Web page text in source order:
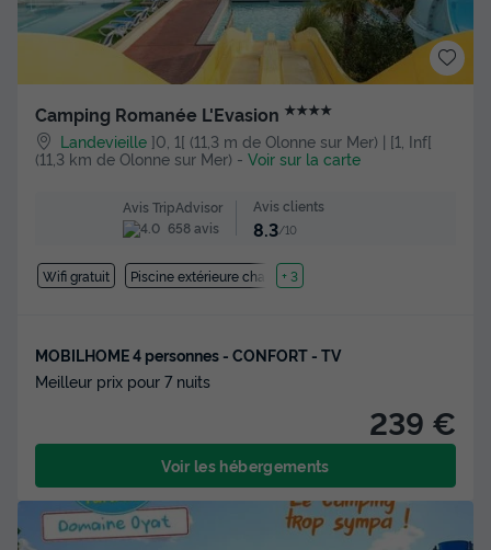
Camping Romanée L'Evasion ★★★★
Landevieille ]0, 1[ (11,3 m de Olonne sur Mer) | [1, Inf[
(11,3 km de Olonne sur Mer) - Voir sur la carte
Avis TripAdvisor
658 avis
Avis clients
8.3/10
Wifi gratuit Piscine extérieure chauffée
+ 3
MOBILHOME 4 personnes - CONFORT - TV
Meilleur prix pour 7 nuits
239 €
Voir les hébergements